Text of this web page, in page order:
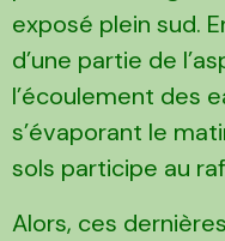
exposé plein sud.
d’une partie de
l’écoulement des
s’évaporant le
sols participe au
Alors, ces